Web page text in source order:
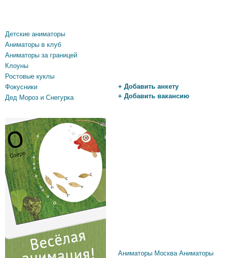
Детские аниматоры
Аниматоры в клуб
Аниматоры за границей
Клоуны
Ростовые куклы
Фокусники
Дед Мороз и Снегурка
+ Добавить анкету
+ Добавить вакансию
Аниматоры Москва Аниматоры